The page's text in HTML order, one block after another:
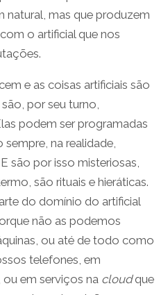
natural, mas que produzem
o artificial que nos
e as coisas artificiais são
por seu turno,
podem ser programadas
na realidade,
são por isso misteriosas,
são rituais e hieráticas.
do domínio do artificial
não as podemos
ou até de todo como
telefones, em
em serviços na cloudque